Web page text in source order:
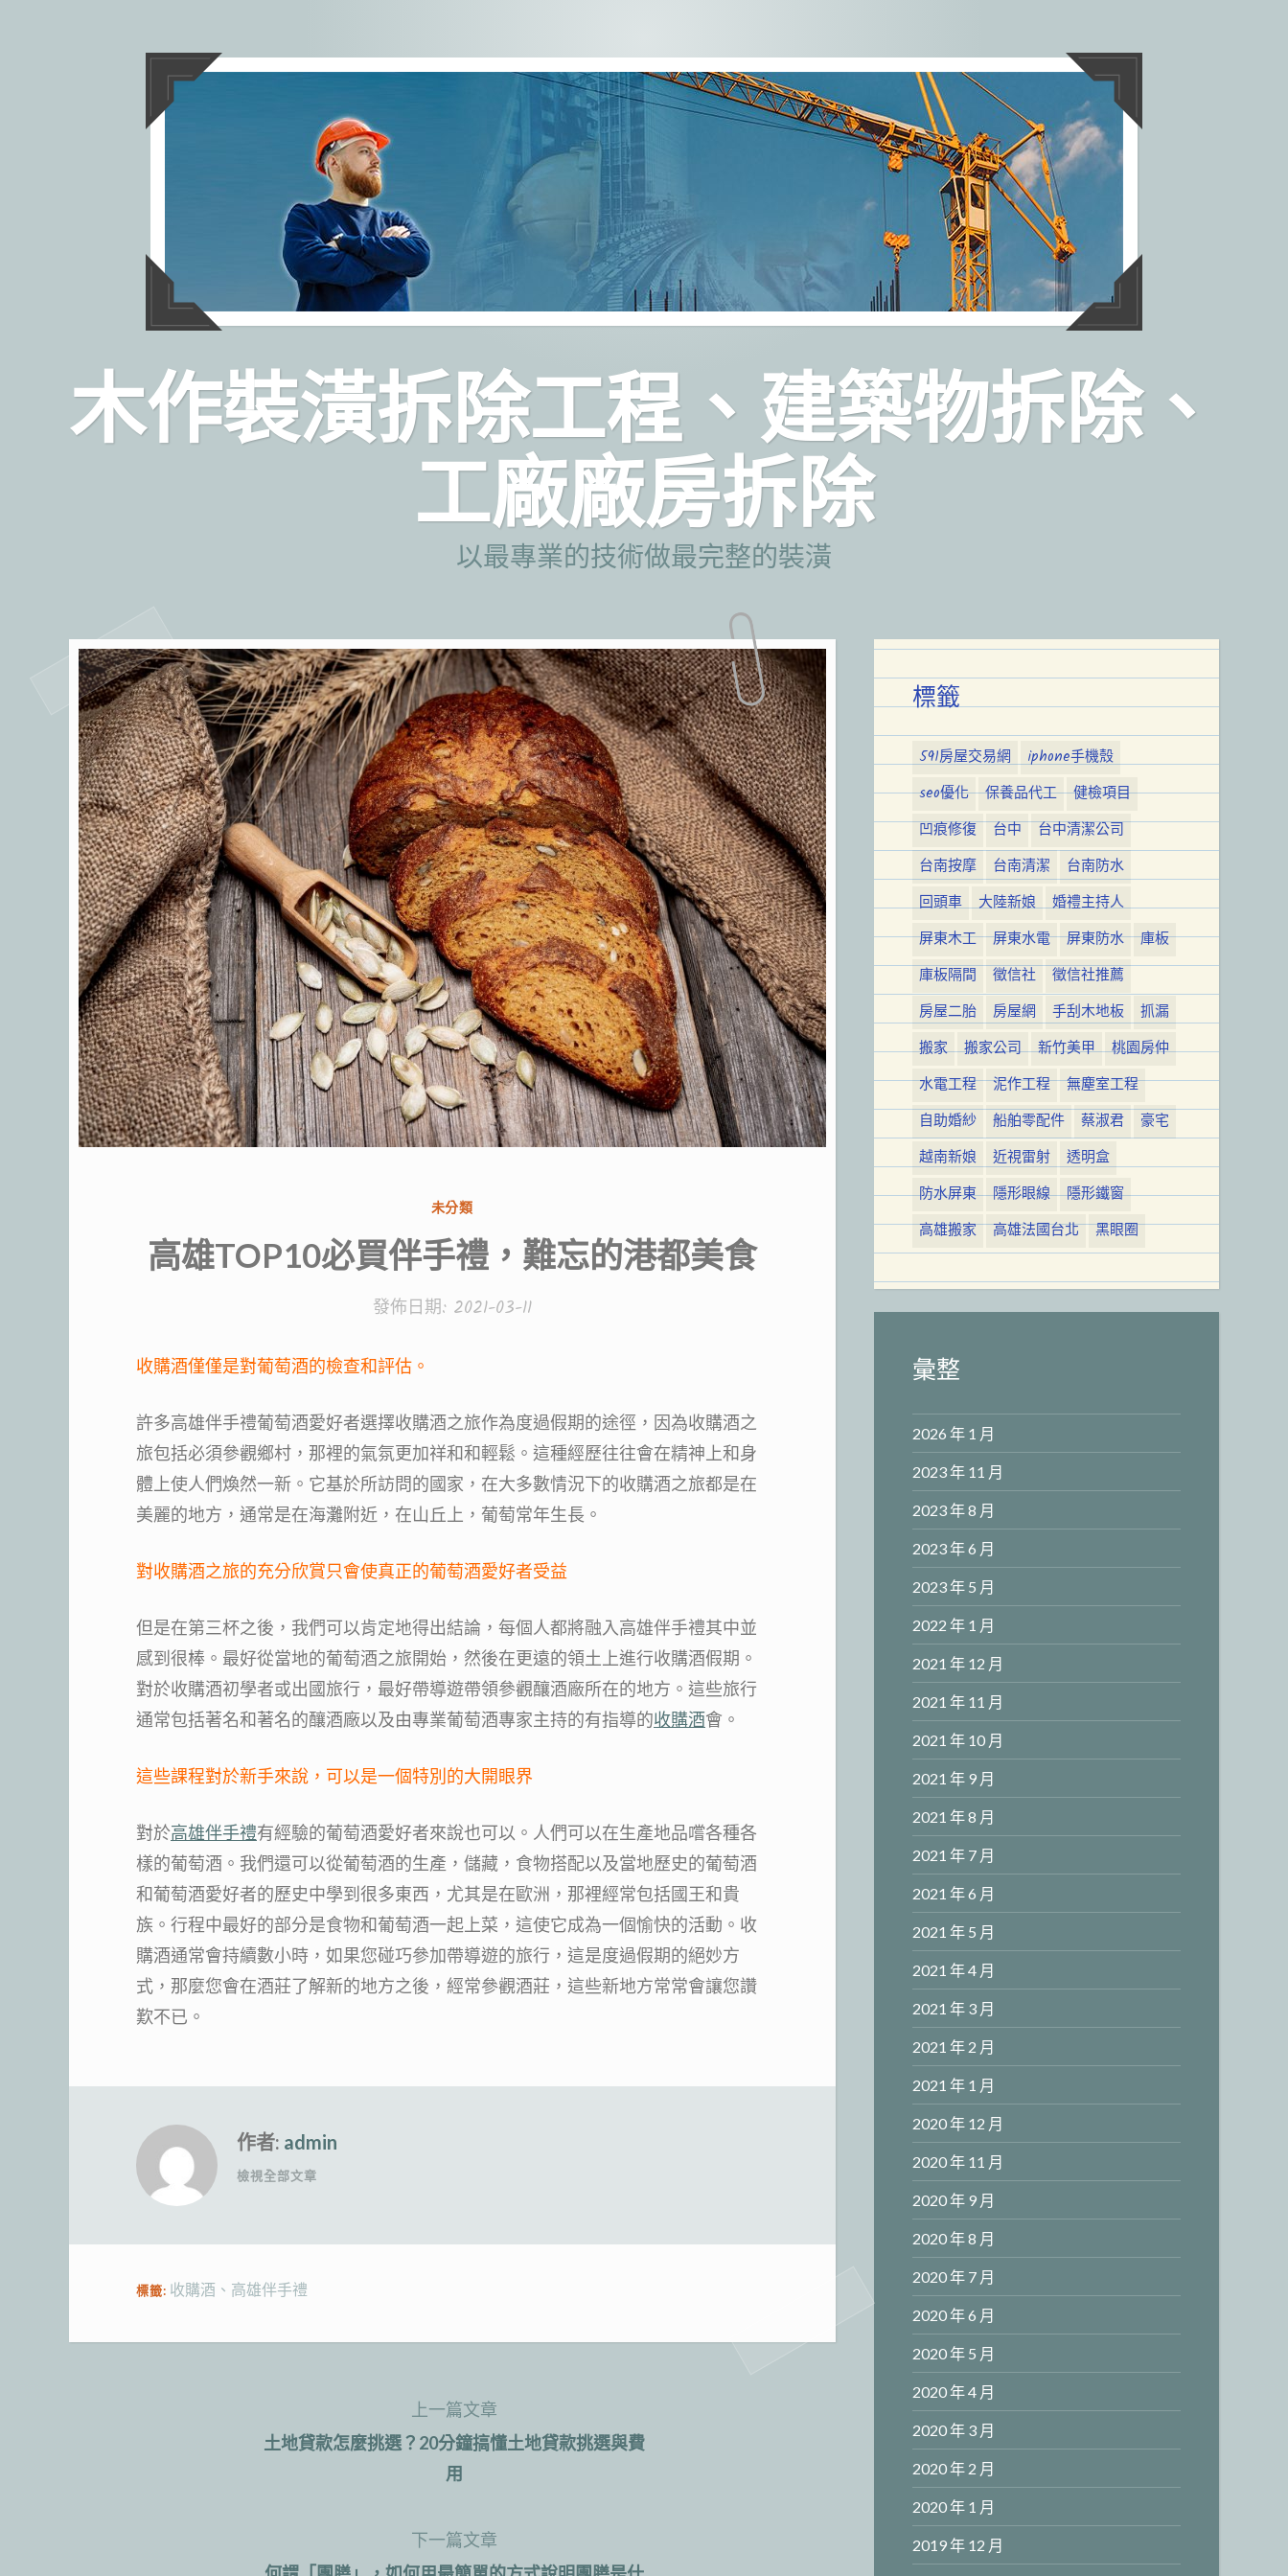
木作裝潢拆除工程、建築物拆除、
工廠廠房拆除
以最專業的技術做最完整的裝潢
分
未分類
高雄TOP10必買伴手禮，難忘的港都美食
發佈日期: 2021-03-11
收購酒僅僅是對葡萄酒的檢查和評估。
許多高雄伴手禮葡萄酒愛好者選擇收購酒之旅作為度過假期的途徑，因為收購酒之
旅包括必須參觀鄉村，那裡的氣氛更加祥和和輕鬆。這種經歷往往會在精神上和身
體上使人們煥然一新。它基於所訪問的國家，在大多數情況下的收購酒之旅都是在
美麗的地方，通常是在海灘附近，在山丘上，葡萄常年生長。
對收購酒之旅的充分欣賞只會使真正的葡萄酒愛好者受益
但是在第三杯之後，我們可以肯定地得出結論，每個人都將融入高雄伴手禮其中並
感到很棒。最好從當地的葡萄酒之旅開始，然後在更遠的領土上進行收購酒假期。
對於收購酒初學者或出國旅行，最好帶導遊帶領參觀釀酒廠所在的地方。這些旅行
通常包括著名和著名的釀酒廠以及由專業葡萄酒專家主持的有指導的收購酒會。
這些課程對於新手來說，可以是一個特別的大開眼界
對於高雄伴手禮有經驗的葡萄酒愛好者來說也可以。人們可以在生產地品嚐各種各
樣的葡萄酒。我們還可以從葡萄酒的生產，儲藏，食物搭配以及當地歷史的葡萄酒
和葡萄酒愛好者的歷史中學到很多東西，尤其是在歐洲，那裡經常包括國王和貴
族。行程中最好的部分是食物和葡萄酒一起上菜，這使它成為一個愉快的活動。收
購酒通常會持續數小時，如果您碰巧參加帶導遊的旅行，這是度過假期的絕妙方
式，那麼您會在酒莊了解新的地方之後，經常參觀酒莊，這些新地方常常會讓您讚
歎不已。
作者: admin
檢視全部文章
標籤: 收購酒 、 高雄伴手禮
上一篇文章
土地貸款怎麼挑選？20分鐘搞懂土地貸款挑選與費
用
下一篇文章
標籤
591房屋交易網
iphone手機殼
seo優化
保養品代工
健檢項目
凹痕修復
台中
台中清潔公司
台南按摩
台南清潔
台南防水
回頭車
大陸新娘
婚禮主持人
屏東木工
屏東水電 屏東防水
庫板
庫板隔間
徵信社
徵信社推薦
房屋二胎
房屋網 手刮木地板
抓漏
搬家
搬家公司 新竹美甲
桃園房仲
水電工程
泥作工程
無塵室工程
自助婚紗
船舶零配件 蔡淑君
豪宅
越南新娘
近視雷射
透明盒
防水屏東
隱形眼線
隱形鐵窗
高雄搬家
高雄法國台北 黑眼圈
彙整
2026 年 1 月
2023 年 11 月
2023 年 8 月
2023 年 6 月
2023 年 5 月
2022 年 1 月
2021 年 12 月
2021 年 11 月
2021 年 10 月
2021 年 9 月
2021 年 8 月
2021 年 7 月
2021 年 6 月
2021 年 5 月
2021 年 4 月
2021 年 3 月
2021 年 2 月
2021 年 1 月
2020 年 12 月
2020 年 11 月
2020 年 9 月
2020 年 8 月
2020 年 7 月
2020 年 6 月
2020 年 5 月
2020 年 4 月
2020 年 3 月
2020 年 2 月
2020 年 1 月
2019 年 12 月